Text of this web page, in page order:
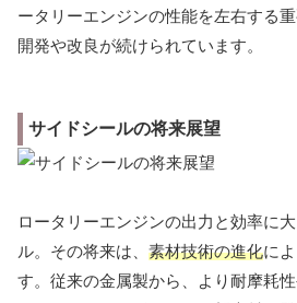
ータリーエンジンの性能を左右する
開発や改良が続けられています。
サイドシールの将来展望
ロータリーエンジンの出力と効率に
ル。その将来は、 素材技術の進化に
す。従来の金属製から、より耐摩耗